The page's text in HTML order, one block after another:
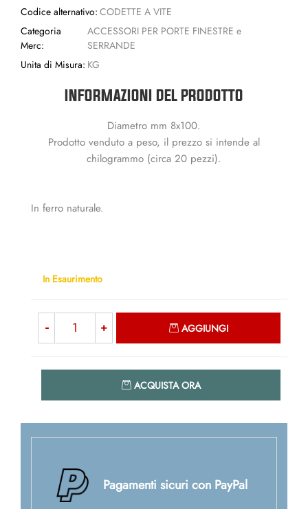
Codice alternativo: CODETTE A VITE
Categoria
Merc:
ACCESSORI PER PORTE FINESTRE e
SERRANDE
Unita di Misura: KG
INFORMAZIONI DEL PRODOTTO
Diametro mm 8x100.
Prodotto venduto a peso, il prezzo si intende al
chilogrammo (circa 20 pezzi).
In ferro naturale.
In Esaurimento
AGGIUNGI
ACQUISTA ORA
Pagamenti sicuri con PayPal